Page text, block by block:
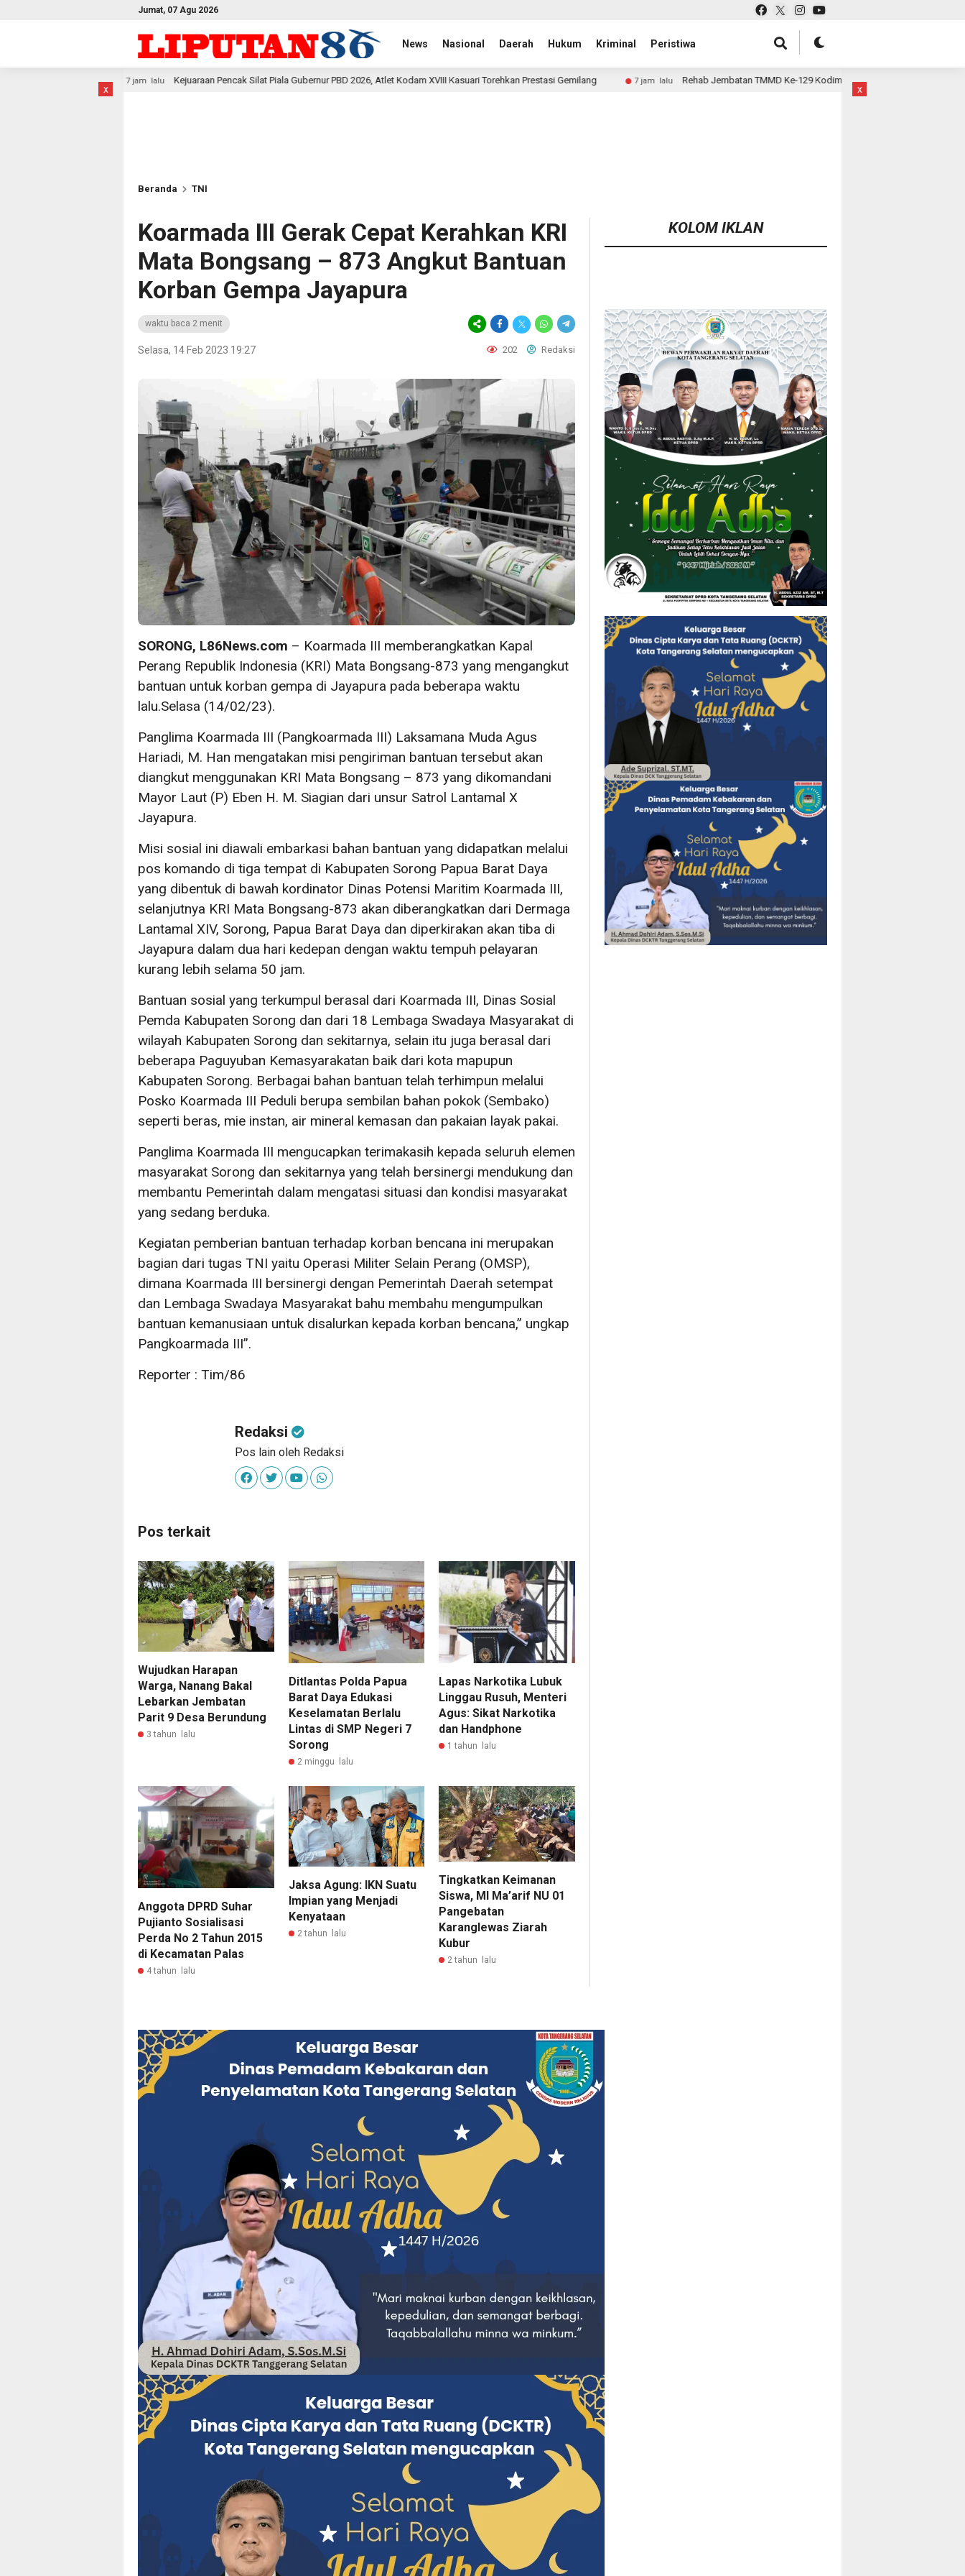
Jumat, 07 Agu 2026
News Nasional Daerah Hukum Kriminal Peristiwa
x
Kejuaraan Pencak Silat Piala Gubernur PBD 2026, Atlet Kodam XVIII Kasuari Torehkan Prestasi Gemilang 7 jam lalu Rehab Jembatan TMMD Ke-129 Kodim 1807/Sorsel Hampir Rampung, Perkuat Akses dan
Beranda TNI
Koarmada III Gerak Cepat Kerahkan KRI
Mata Bongsang – 873 Angkut Bantuan
Korban Gempa Jayapura
waktu baca 2 menit
Selasa, 14 Feb 2023 19:27 202 Redaksi
SORONG, L86News.com – Koarmada III memberangkatkan Kapal
Perang Republik Indonesia (KRI) Mata Bongsang-873 yang mengangkut
bantuan untuk korban gempa di Jayapura pada beberapa waktu
lalu.Selasa (14/02/23).
Panglima Koarmada III (Pangkoarmada III) Laksamana Muda Agus
Hariadi, M. Han mengatakan misi pengiriman bantuan tersebut akan
diangkut menggunakan KRI Mata Bongsang – 873 yang dikomandani
Mayor Laut (P) Eben H. M. Siagian dari unsur Satrol Lantamal X
Jayapura.
Misi sosial ini diawali embarkasi bahan bantuan yang didapatkan melalui
pos komando di tiga tempat di Kabupaten Sorong Papua Barat Daya
yang dibentuk di bawah kordinator Dinas Potensi Maritim Koarmada III,
selanjutnya KRI Mata Bongsang-873 akan diberangkatkan dari Dermaga
Lantamal XIV, Sorong, Papua Barat Daya dan diperkirakan akan tiba di
Jayapura dalam dua hari kedepan dengan waktu tempuh pelayaran
kurang lebih selama 50 jam.
Bantuan sosial yang terkumpul berasal dari Koarmada III, Dinas Sosial
Pemda Kabupaten Sorong dan dari 18 Lembaga Swadaya Masyarakat di
wilayah Kabupaten Sorong dan sekitarnya, selain itu juga berasal dari
beberapa Paguyuban Kemasyarakatan baik dari kota mapupun
Kabupaten Sorong. Berbagai bahan bantuan telah terhimpun melalui
Posko Koarmada III Peduli berupa sembilan bahan pokok (Sembako)
seperti beras, mie instan, air mineral kemasan dan pakaian layak pakai.
Panglima Koarmada III mengucapkan terimakasih kepada seluruh elemen
masyarakat Sorong dan sekitarnya yang telah bersinergi mendukung dan
membantu Pemerintah dalam mengatasi situasi dan kondisi masyarakat
yang sedang berduka.
Kegiatan pemberian bantuan terhadap korban bencana ini merupakan
bagian dari tugas TNI yaitu Operasi Militer Selain Perang (OMSP),
dimana Koarmada III bersinergi dengan Pemerintah Daerah setempat
dan Lembaga Swadaya Masyarakat bahu membahu mengumpulkan
bantuan kemanusiaan untuk disalurkan kepada korban bencana,” ungkap
Pangkoarmada III”.
Reporter : Tim/86
Redaksi
Pos lain oleh Redaksi
Pos terkait
Wujudkan Harapan
Warga, Nanang Bakal
Lebarkan Jembatan
Parit 9 Desa Berundung
3 tahun lalu
Ditlantas Polda Papua
Barat Daya Edukasi
Keselamatan Berlalu
Lintas di SMP Negeri 7
Sorong
2 minggu lalu
Lapas Narkotika Lubuk
Linggau Rusuh, Menteri
Agus: Sikat Narkotika
dan Handphone
1 tahun lalu
Anggota DPRD Suhar
Pujianto Sosialisasi
Perda No 2 Tahun 2015
di Kecamatan Palas
4 tahun lalu
Jaksa Agung: IKN Suatu
Impian yang Menjadi
Kenyataan
2 tahun lalu
Tingkatkan Keimanan
Siswa, MI Ma’arif NU 01
Pangebatan
Karanglewas Ziarah
Kubur
2 tahun lalu
KOLOM IKLAN
x